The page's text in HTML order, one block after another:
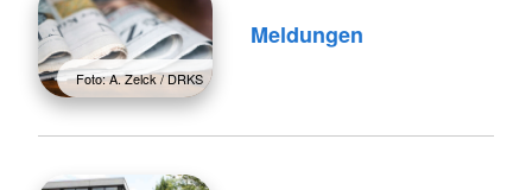
Foto: A. Zelck / DRKS
Meldungen